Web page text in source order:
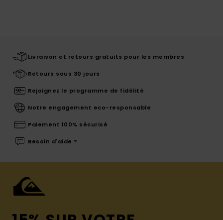
Livraison et retours gratuits pour les membres
Retours sous 30 jours
Rejoignez le programme de fidélité
Notre engagement eco-responsable
Paiement 100% sécurisé
Besoin d'aide ?